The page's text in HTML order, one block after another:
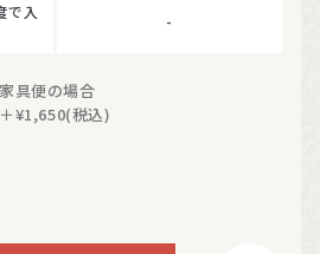
で入
-
家具便の場合
＋¥1,650(税込)